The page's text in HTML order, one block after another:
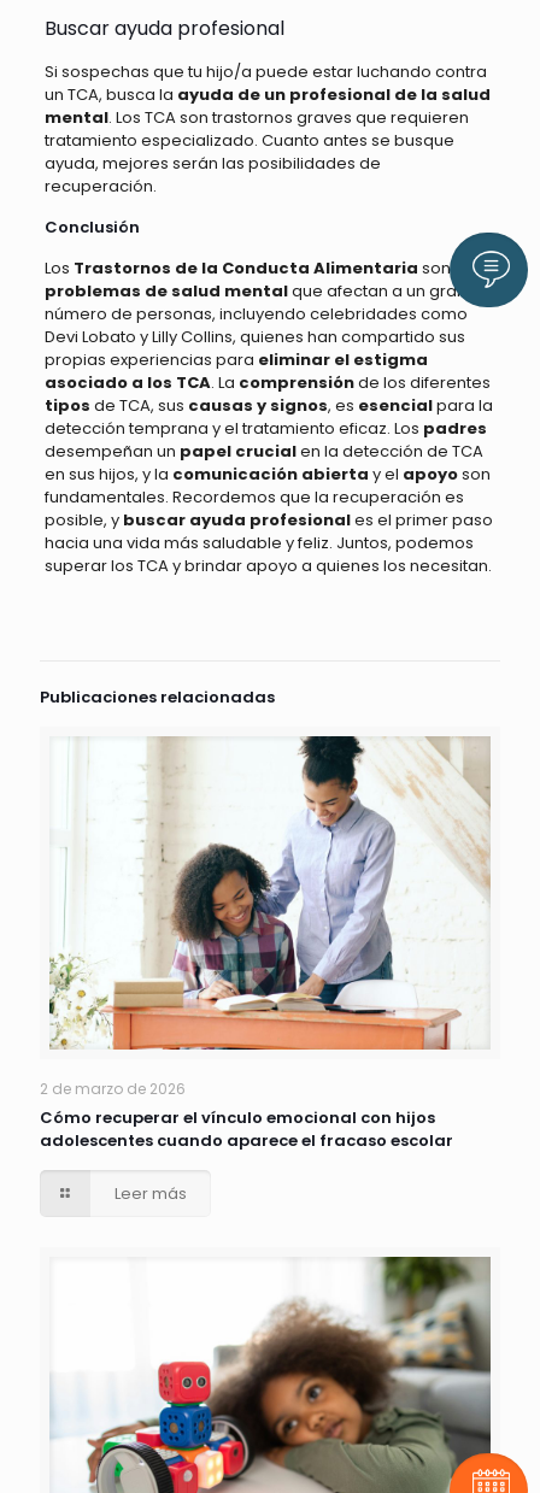
Buscar ayuda profesional
Si sospechas que tu hijo/a puede estar luchando contra
un TCA, busca la ayuda de un profesional de la salud
mental. Los TCA son trastornos graves que requieren
tratamiento especializado. Cuanto antes se busque
ayuda, mejores serán las posibilidades de
recuperación.
Conclusión
Los Trastornos de la Conducta Alimentaria son
problemas de salud mentalque afectan a un gran
número de personas, incluyendo celebridades como
Devi Lobato y Lilly Collins, quienes han compartido sus
propias experiencias para eliminar el estigma
asociado a los TCA. La comprensiónde los diferentes
tipos de TCA, sus causas y signos, es esencialpara la
detección temprana y el tratamiento eficaz. Los padres
desempeñan un papel crucialen la detección de TCA
en sus hijos, y la comunicación abierta y el apoyoson
fundamentales. Recordemos que la recuperación es
posible, y buscar ayuda profesionales el primer paso
hacia una vida más saludable y feliz. Juntos, podemos
superar los TCA y brindar apoyo a quienes los necesitan.
Publicaciones relacionadas
2 de marzo de 2026
Cómo recuperar el vínculo emocional con hijos
adolescentes cuando aparece el fracaso escolar
Leer más